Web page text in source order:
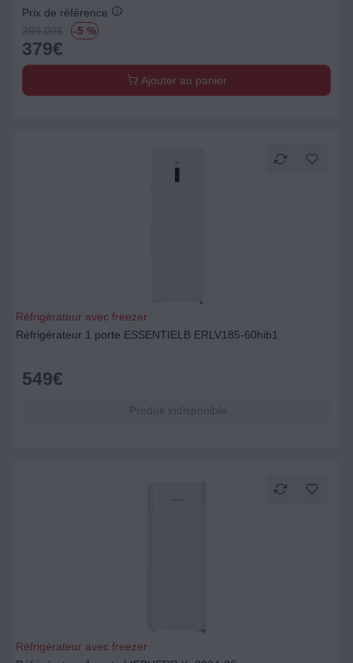
Prix de référence
399.00€ -5 %
379€
Ajouter au panier
Réfrigérateur avec freezer
Réfrigérateur 1 porte ESSENTIELB ERLV185-60hib1
549€
Produit indisponible
Réfrigérateur avec freezer